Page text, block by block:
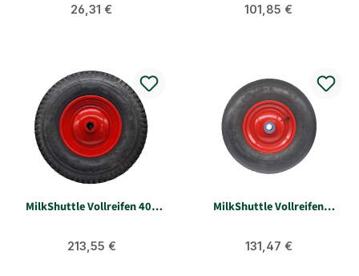
Regulärer Preis:
26,31 € Regulärer Preis:
101,85 €
MilkShuttle Vollreifen 400
Regulärer Preis:
213,55 €
MilkShuttle Vollreifen
Regulärer Preis:
131,47 €